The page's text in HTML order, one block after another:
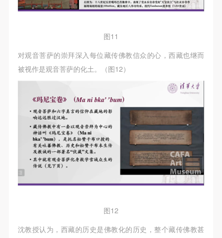
图11
对观音菩萨的崇拜深入每位藏传佛教信众的心，西藏也继而
被视作是观音菩萨的化土。（图12）
图12
沈教授认为，西藏的历史是佛教化的历史，整个藏传佛教甚
快捷登录
手机号码
发送验证码
手机号码将作为您的登录账号
验证码
可使用雅昌艺术网会员账户登录